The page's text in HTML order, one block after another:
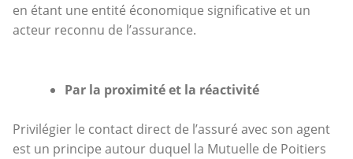
en étant une entité économique significative et un
acteur reconnu de l’assurance.
Par la proximité et la réactivité
Privilégier le contact direct de l’assuré avec son agent
est un principe autour duquel la Mutuelle de Poitiers